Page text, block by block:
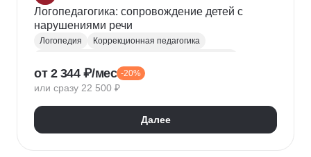
Логопедагогика: сопровождение детей с
нарушениями речи
Логопедия
Коррекционная педагогика
Компенсирующее образование
Педагог-психолог
от 2 344 ₽/мес -20%
или сразу 22 500 ₽
Далее